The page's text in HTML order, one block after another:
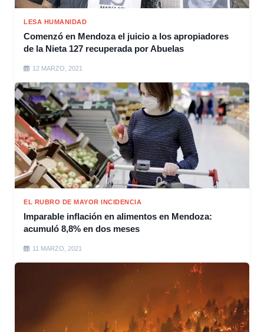
LESA HUMANIDAD
Comenzó en Mendoza el juicio a los apropiadores
de la Nieta 127 recuperada por Abuelas
12 MARZO, 2021
EL RUBRO DE MAYOR INCIDENCIA
Imparable inflación en alimentos en Mendoza:
acumuló 8,8% en dos meses
11 MARZO, 2021